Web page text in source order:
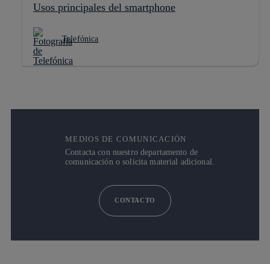
Usos principales del smartphone
Telefónica
MEDIOS DE COMUNICACIÓN
Contacta con nuestro departamento de
comunicación o solicita material adicional.
CONTACTO